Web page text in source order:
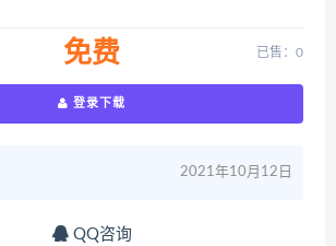
免费 已售：0
登录下载
2021年10月12日
QQ咨询